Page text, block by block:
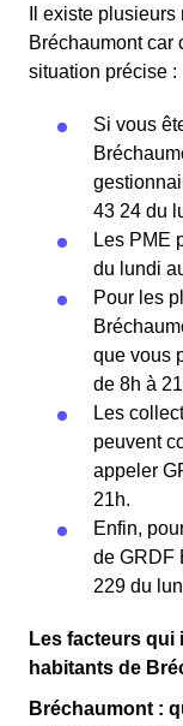
Il existe
Bréchaumont car
situation précise :
Si vous
43 24 du
Les PME
du lundi
Pour les
que vous
de 8h à
Les
peuvent
appeler
21h.
Enfin,
de GRDF
229 du
Les facteurs qui
habitants de
Bréchaumont :